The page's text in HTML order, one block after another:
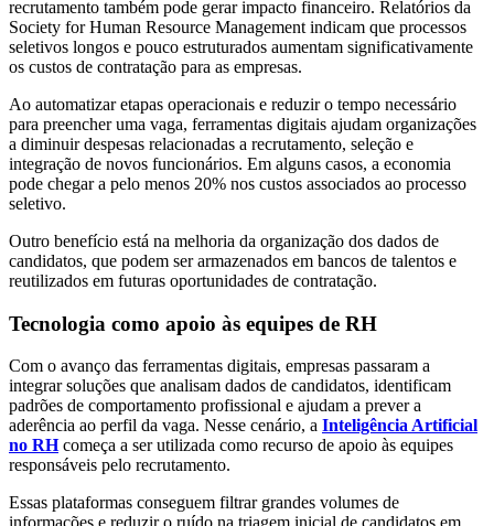
recrutamento também pode gerar impacto financeiro. Relatórios da
Society for Human Resource Management indicam que processos
seletivos longos e pouco estruturados aumentam significativamente
os custos de contratação para as empresas.
Ao automatizar etapas operacionais e reduzir o tempo necessário
para preencher uma vaga, ferramentas digitais ajudam organizações
a diminuir despesas relacionadas a recrutamento, seleção e
integração de novos funcionários. Em alguns casos, a economia
pode chegar a pelo menos 20% nos custos associados ao processo
seletivo.
Outro benefício está na melhoria da organização dos dados de
candidatos, que podem ser armazenados em bancos de talentos e
reutilizados em futuras oportunidades de contratação.
Tecnologia como apoio às equipes de RH
Com o avanço das ferramentas digitais, empresas passaram a
integrar soluções que analisam dados de candidatos, identificam
padrões de comportamento profissional e ajudam a prever a
aderência ao perfil da vaga. Nesse cenário, a Inteligência Artificial
no RHcomeça a ser utilizada como recurso de apoio às equipes
responsáveis pelo recrutamento.
Essas plataformas conseguem filtrar grandes volumes de